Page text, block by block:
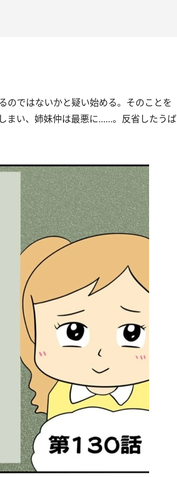
のではないかと疑い始める。そのことを
まい、姉妹仲は最悪に……。反省したうば